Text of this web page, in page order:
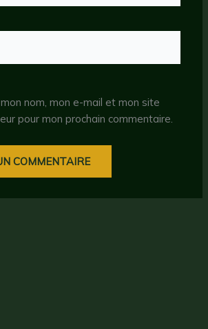
nom, mon e-mail et mon site
pour mon prochain commentaire.